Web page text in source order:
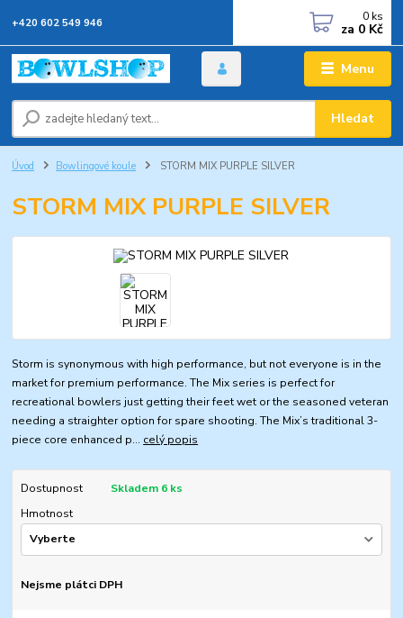
Menu
Hledat
+420 602 549 946 0 ks
za 0 Kč
Úvod Bowlingové koule STORM MIX PURPLE SILVER
STORM MIX PURPLE SILVER
Storm is synonymous with high performance, but not everyone is in the
market for premium performance. The Mix series is perfect for
recreational bowlers just getting their feet wet or the seasoned veteran
needing a straighter option for spare shooting. The Mix’s traditional 3-
piece core enhanced p... celý popis
Dostupnost
Skladem 6 ks
Hmotnost
Nejsme plátci DPH